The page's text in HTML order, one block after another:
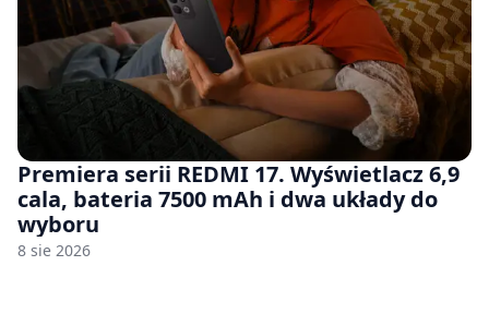
Premiera serii REDMI 17. Wyświetlacz 6,9
cala, bateria 7500 mAh i dwa układy do
wyboru
8 sie 2026